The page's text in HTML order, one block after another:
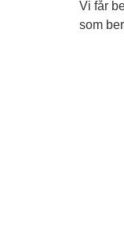
Vi får
som